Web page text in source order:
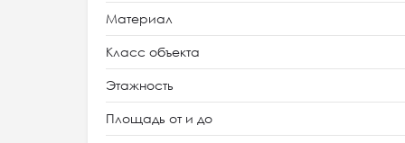
Материал
Класс объекта
Этажность
Площадь от и до